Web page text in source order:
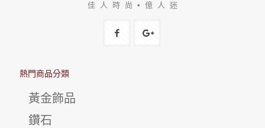
佳 人 時 尚 • 億 人 迷
熱門商品分類
黃金飾品
鑽石